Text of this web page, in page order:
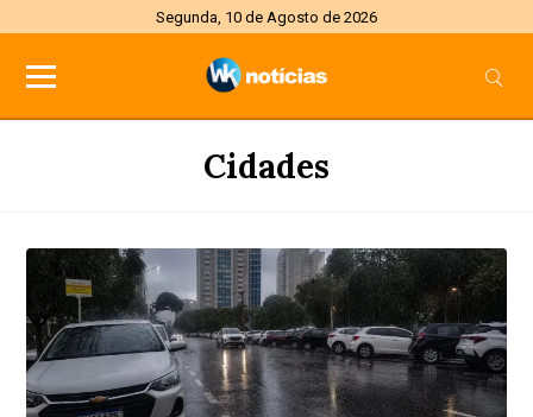
Segunda, 10 de Agosto de 2026
Cidades